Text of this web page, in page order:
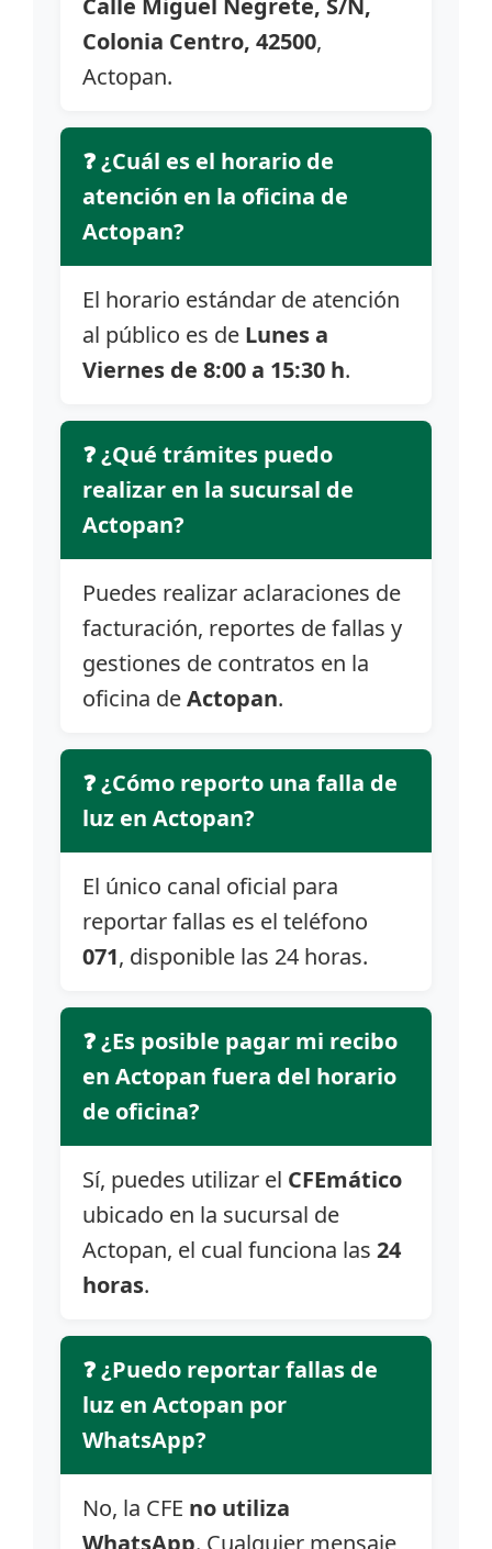
Calle Miguel Negrete, S/N,
Colonia Centro, 42500,
Actopan.
❓ ¿Cuál es el horario de
atención en la oficina de
Actopan?
El horario estándar de atención
al público es de Lunes a
Viernes de 8:00 a 15:30 h.
❓ ¿Qué trámites puedo
realizar en la sucursal de
Actopan?
Puedes realizar aclaraciones de
facturación, reportes de fallas y
gestiones de contratos en la
oficina deActopan.
❓ ¿Cómo reporto una falla de
luz en Actopan?
El único canal oficial para
reportar fallas es el teléfono
071, disponible las 24 horas.
❓ ¿Es posible pagar mi recibo
en Actopan fuera del horario
de oficina?
Sí, puedes utilizar el CFEmático
ubicado en la sucursal de
Actopan, el cual funciona las 24
horas.
❓ ¿Puedo reportar fallas de
luz en Actopan por
WhatsApp?
No, la CFE no utiliza